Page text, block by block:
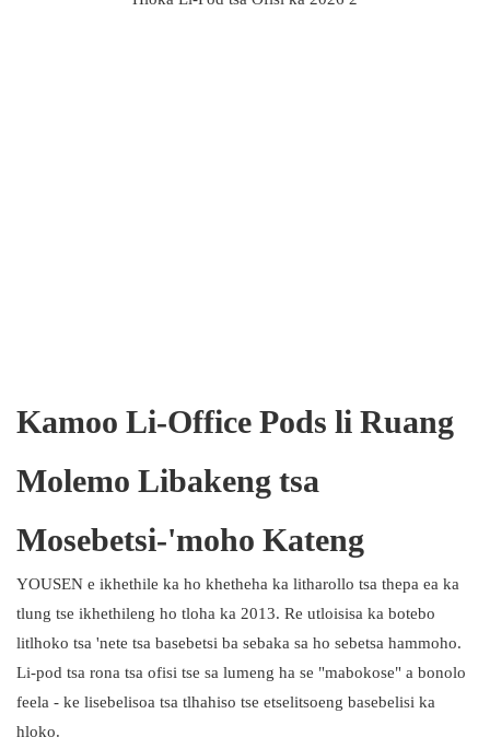
Kamoo Li-Office Pods li Ruang
Molemo Libakeng tsa
Mosebetsi-'moho Kateng
YOUSEN e ikhethile ka ho khetheha ka litharollo tsa thepa ea ka
tlung tse ikhethileng ho tloha ka 2013. Re utloisisa ka botebo
litlhoko tsa 'nete tsa basebetsi ba sebaka sa ho sebetsa hammoho.
Li-pod tsa rona tsa ofisi tse sa lumeng ha se "mabokose" a bonolo
feela - ke lisebelisoa tsa tlhahiso tse etselitsoeng basebelisi ka
hloko.